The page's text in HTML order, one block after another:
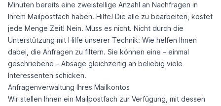
Minuten bereits eine zweistellige Anzahl an Nachfragen in
Ihrem Mailpostfach haben. Hilfe! Die alle zu bearbeiten, kostet
jede Menge Zeit! Nein. Muss es nicht. Nicht durch die
Unterstützung mit Hilfe unserer Technik: Wie helfen Ihnen
dabei, die Anfragen zu filtern. Sie können eine – einmal
geschriebene – Absage gleichzeitig an beliebig viele
Interessenten schicken.
Anfragenverwaltung Ihres Mailkontos
Wir stellen Ihnen ein Mailpostfach zur Verfügung, mit dessen